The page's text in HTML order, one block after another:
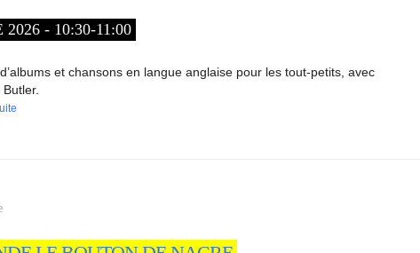
- 10:30-11:00
et chansons en langue anglaise pour les tout-petits, avec